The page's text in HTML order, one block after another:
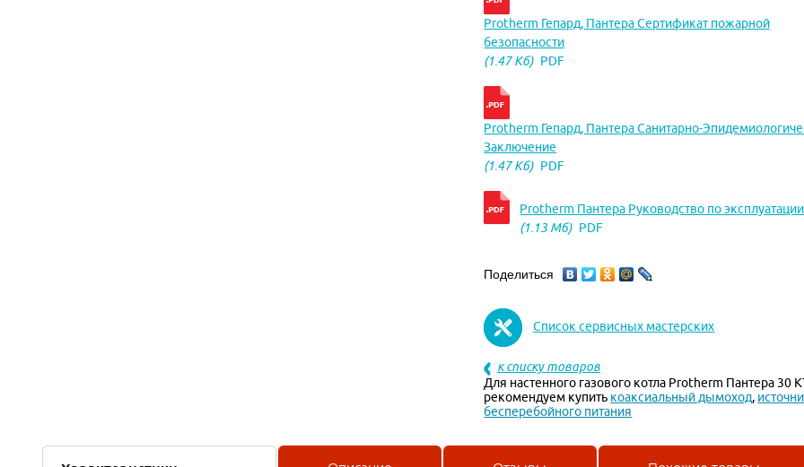
Protherm Гепард, Пантера Сертификат пожарной
безопасности
(1.47 Кб) PDF
Protherm Гепард, Пантера Санитарно-
Заключение
(1.47 Кб) PDF
Protherm Пантера Руководство по эксплуатации
(1.13 Мб) PDF
Поделиться
Список сервисных мастерских
к списку товаров
Для настенного газового котла Protherm Пантера 30
рекомендуем купить коаксиальный дымоход,
бесперебойного питания